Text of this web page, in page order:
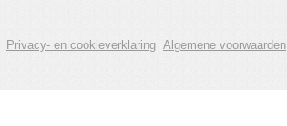
Privacy- en cookieverklaring Algemene voorwaarden